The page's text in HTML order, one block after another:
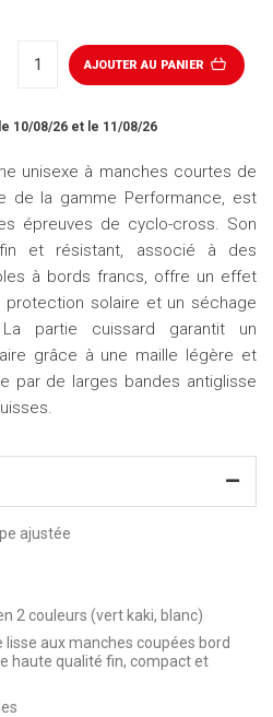
AJOUTER AU PANIER
10/08/26 et le 11/08/26
unisexe à manches courtes de
de la gamme Performance, est
épreuves de cyclo-cross. Son
et résistant, associé à des
à bords francs, offre un effet
protection solaire et un séchage
partie cuissard garantit un
grâce à une maille légère et
par de larges bandes antiglisse
ajustée
2 couleurs (vert kaki, blanc)
lisse aux manches coupées bord
haute qualité fin, compact et